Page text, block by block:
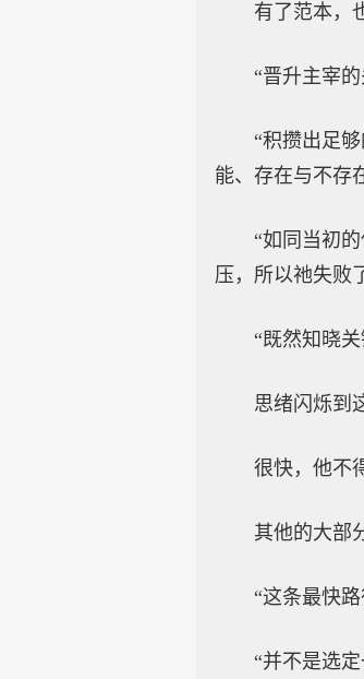
有了范本，
“晋升主宰
“积攒出足
能、存在与不存
“如同当初
压，所以祂失败
“既然知晓
思绪闪烁到
很快，他不
其他的大部
“这条最快
“并不是选